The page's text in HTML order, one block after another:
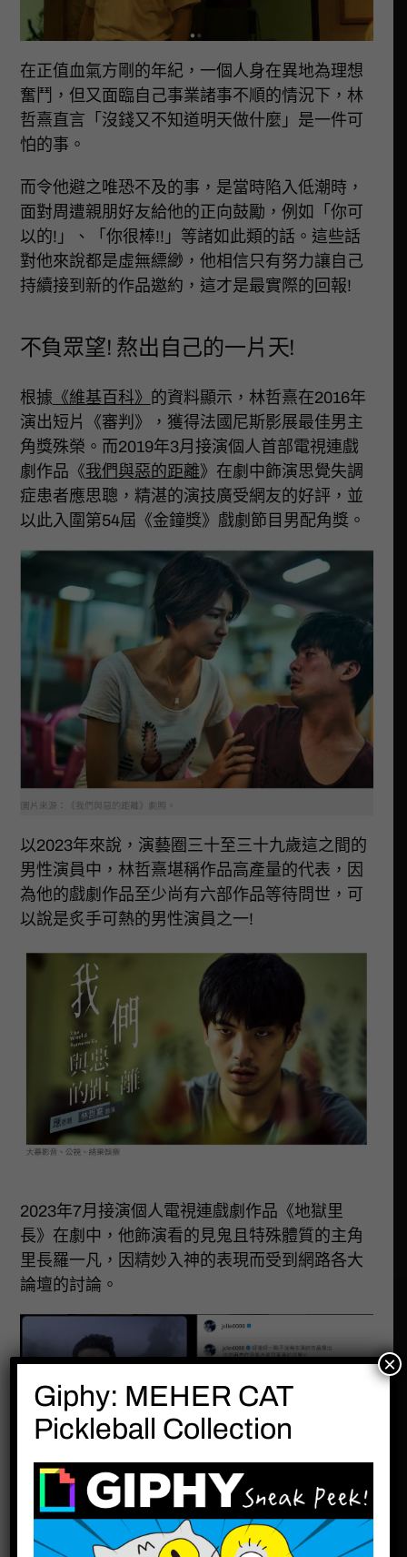
在正值血氣方剛的年紀，一個人身在異地為理想
奮鬥，但又面臨自己事業諸事不順的情況下，林
哲熹直言「沒錢又不知道明天做什麼」是一件可
怕的事。
而令他避之唯恐不及的事，是當時陷入低潮時，
面對周遭親朋好友給他的正向鼓勵，例如「你可
以的!」、「你很棒!!」等諸如此類的話。這些話
對他來說都是虛無縹緲，他相信只有努力讓自己
持續接到新的作品邀約，這才是最實際的回報!
不負眾望! 熬出自己的一片天!
根據 《維基百科》 的資料顯示，林哲熹在2016年
演出短片《審判》，獲得法國尼斯影展最佳男主
角獎殊榮。而2019年3月接演個人首部電視連戲
劇作品《我們與惡的距離》在劇中飾演思覺失調
症患者應思聰，精湛的演技廣受網友的好評，並
以此入圍第54屆《金鐘獎》戲劇節目男配角獎。
以2023年來說，演藝圈三十至三十九歲這之間的
男性演員中，林哲熹堪稱作品高產量的代表，因
為他的戲劇作品至少尚有六部作品等待問世，可
以說是炙手可熱的男性演員之一!
2023年7月接演個人電視連戲劇作品《地獄里
長》在劇中，他飾演看的見鬼且特殊體質的主角
里長羅一凡，因精妙入神的表現而受到網路各大
論壇的討論。
Giphy: MEHER CAT
Pickleball Collection
×